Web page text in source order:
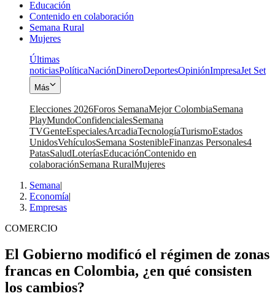
Educación
Contenido en colaboración
Semana Rural
Mujeres
Últimas
noticiasPolíticaNaciónDineroDeportesOpiniónImpresaJet Set
Más
Elecciones 2026Foros SemanaMejor ColombiaSemana
PlayMundoConfidencialesSemana
TVGenteEspecialesArcadiaTecnologíaTurismoEstados
UnidosVehículosSemana SostenibleFinanzas Personales4
PatasSaludLoteríasEducaciónContenido en
colaboraciónSemana RuralMujeres
Semana|
Economía|
Empresas
COMERCIO
El Gobierno modificó el régimen de zonas
francas en Colombia, ¿en qué consisten
los cambios?